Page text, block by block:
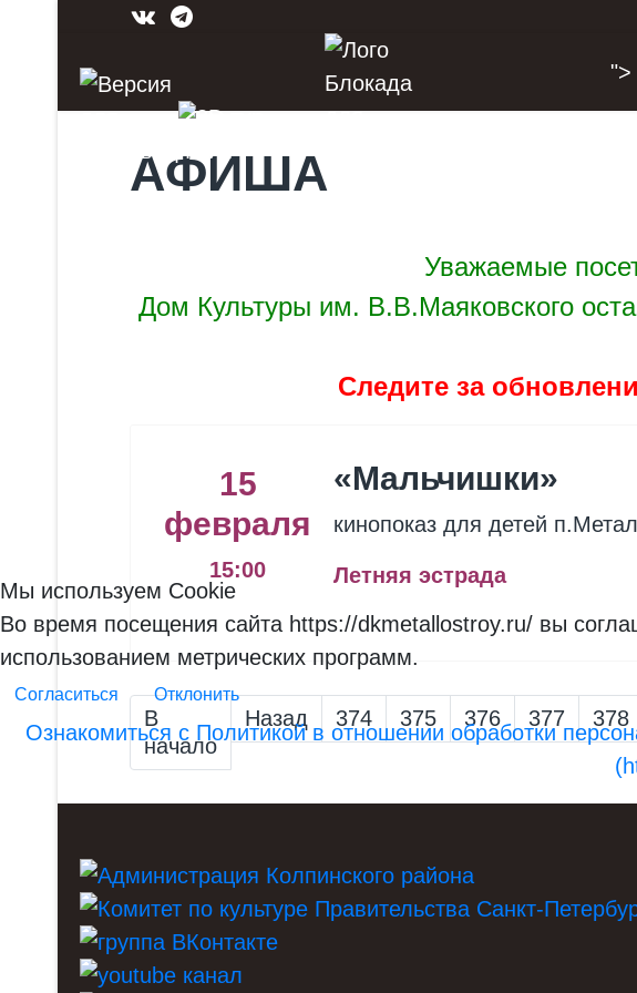
">
АФИША
Уважаемые
Дом Культуры им. В.В.Маяковского
Следите за
15
февраля
15:00
«Мальчишки»
кинопоказ для детей
Летняя эстрада
В
начало
Назад 374 375 376 377 378
Мы используем Cookie
Во время посещения сайта https://dkmetallostroy.ru/ вы
использованием метрических программ.
Согласиться Отклонить
Ознакомиться с Политикой в отношении обработки